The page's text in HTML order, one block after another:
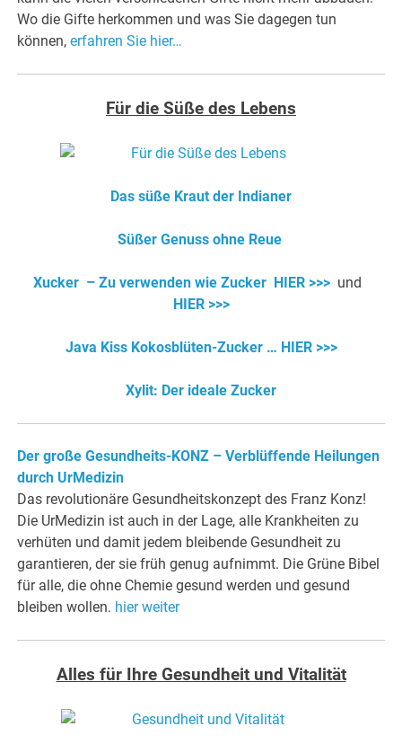
Wo die Gifte herkommen und was Sie dagegen tun
können,erfahren Sie hier…
Für die Süße des Lebens
Das süße Kraut der Indianer
Süßer Genuss ohne Reue
Xucker – Zu verwenden wie Zucker HIER >>> und
HIER >>>
Java Kiss Kokosblüten-Zucker … HIER >>>
Xylit: Der ideale Zucker
Der große Gesundheits-KONZ – Verblüffende Heilungen
durch UrMedizin
Das revolutionäre Gesundheitskonzept des Franz Konz!
Die UrMedizin ist auch in der Lage, alle Krankheiten zu
verhüten und damit jedem bleibende Gesundheit zu
garantieren, der sie früh genug aufnimmt. Die Grüne Bibel
für alle, die ohne Chemie gesund werden und gesund
bleiben wollen. hier weiter
Alles für Ihre Gesundheit und Vitalität